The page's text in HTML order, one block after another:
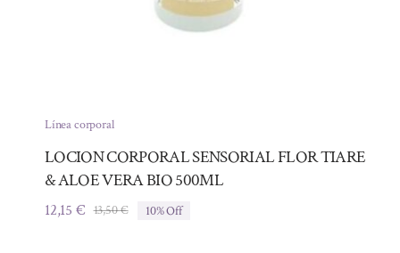
Línea corporal
LOCION CORPORAL SENSORIAL FLOR TIARE
& ALOE VERA BIO 500ML
13,50€El
12,15 €
El
10% Off